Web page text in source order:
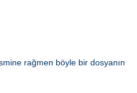
rağmen böyle bir dosyanın